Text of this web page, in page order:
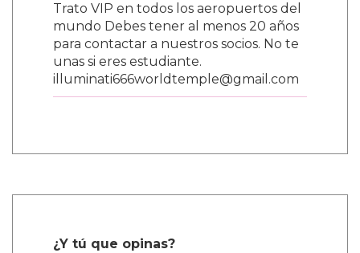
Trato VIP en todos los aeropuertos del
mundo Debes tener al menos 20 años
para contactar a nuestros socios. No te
unas si eres estudiante.
illuminati666worldtemple@gmail.com
¿Y tú que opinas?